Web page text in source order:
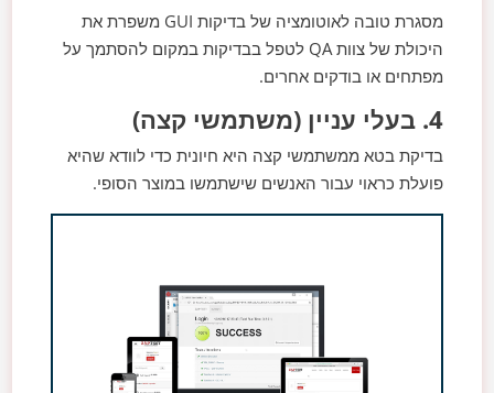
מסגרת טובה לאוטומציה של בדיקות GUI משפרת את
היכולת של צוות QA לטפל בבדיקות במקום להסתמך על
מפתחים או בודקים אחרים.
4. בעלי עניין (משתמשי קצה)
בדיקת בטא ממשתמשי קצה היא חיונית כדי לוודא שהיא
פועלת כראוי עבור האנשים שישתמשו במוצר הסופי.